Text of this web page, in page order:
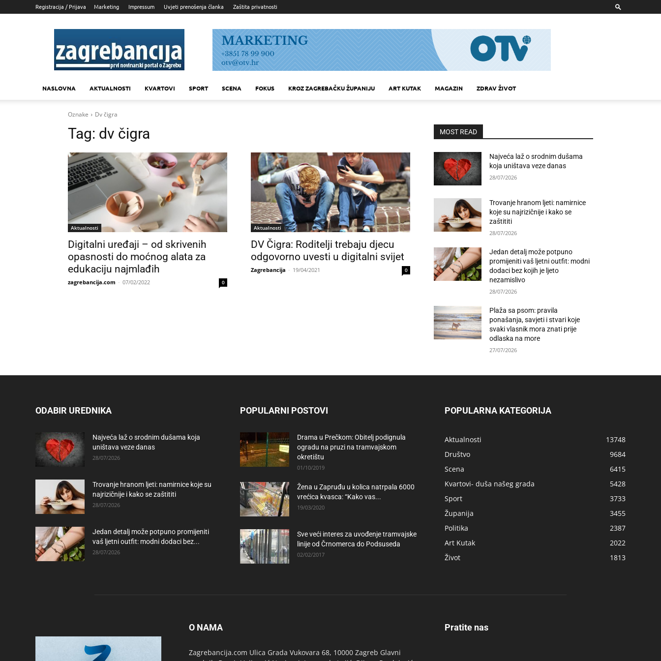
Registracija / Prijava Marketing Impressum Uvjeti prenošenja članka Zaštita privatnosti
Zagrebancija
NASLOVNA AKTUALNOSTI KVARTOVI SPORT SCENA FOKUS KROZ ZAGREBAČKU ŽUPANIJU ART KUTAK MAGAZIN ZDRAV ŽIVOT
Oznake Dv čigra
Tag: dv čigra
Aktualnosti
Digitalni uređaji – od skrivenih
opasnosti do moćnog alata za
edukaciju najmlađih
zagrebancija.com - 07/02/2022 0
Aktualnosti
DV Čigra: Roditelji trebaju djecu
odgovorno uvesti u digitalni svijet
Zagrebancija - 19/04/2021 0
MOST READ
Najveća laž o srodnim dušama
koja uništava veze danas
28/07/2026
Trovanje hranom ljeti: namirnice
koje su najrizičnije i kako se
zaštititi
28/07/2026
Jedan detalj može potpuno
promijeniti vaš ljetni outfit: modni
dodaci bez kojih je ljeto
nezamislivo
28/07/2026
Plaža sa psom: pravila
ponašanja, savjeti i stvari koje
svaki vlasnik mora znati prije
odlaska na more
27/07/2026
ODABIR UREDNIKA
Najveća laž o srodnim dušama koja
uništava veze danas
28/07/2026
Trovanje hranom ljeti: namirnice koje su
najrizičnije i kako se zaštititi
28/07/2026
Jedan detalj može potpuno promijeniti
vaš ljetni outfit: modni dodaci bez...
28/07/2026
POPULARNI POSTOVI
Drama u Prečkom: Obitelj podignula
ogradu na pruzi na tramvajskom
okretištu
01/10/2019
Žena u Zapruđu u kolica natrpala 6000
vrećica kvasca: “Kako vas...
19/03/2020
Sve veći interes za uvođenje tramvajske
linije od Črnomerca do Podsuseda
02/02/2017
POPULARNA KATEGORIJA
Aktualnosti
13748
Društvo
9684
Scena
6415
Kvartovi- duša našeg grada
5428
Sport
3733
Županija
3455
Politika
2387
Art Kutak
2022
Život
1813
O NAMA
Zagrebancija.com Ulica Grada Vukovara 68, 10000 Zagreb Glavni
Pratite nas